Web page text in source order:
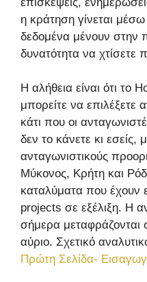
η κράτηση γίνεται
δεδομένα μένουν στην
δυνατότητα να χτίσετε
Η αλήθεια είναι ότι το
μπορείτε να επιλέξετε
κάτι που οι
δεν το κάνετε κι εσείς,
ανταγωνιστικούς
Μύκονος, Κρήτη και
καταλύματα που έχουν
projects σε εξέλιξη. Η
σήμερα μεταφράζονται
αύριο. Σχετικό
Πρώτη Σελίδα-